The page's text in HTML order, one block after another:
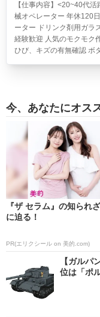
【仕事内容】<20~40代
械オペレーター 年休120
ーター ドリンク剤用ガラ
経験歓迎 人気のモクモク
ひび、キズの有無確認 ボ
今、あなたにオス
『ザ セラム』の知られ
に迫る！
PR(エリクシール on 美的.com)
【ガル
位は「ポ